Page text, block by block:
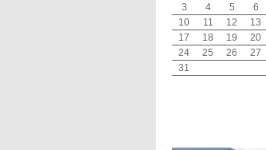
3
4 5 6
10
11 12 13
17
18 19 20
24
25 26 27
31